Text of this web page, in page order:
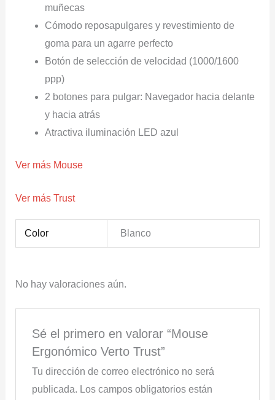
muñecas
Cómodo reposapulgares y revestimiento de
goma para un agarre perfecto
Botón de selección de velocidad (1000/1600
ppp)
2 botones para pulgar: Navegador hacia delante
y hacia atrás
Atractiva iluminación LED azul
Ver más Mouse
Ver más Trust
Color Blanco
No hay valoraciones aún.
Sé el primero en valorar “Mouse
Ergonómico Verto Trust”
Tu dirección de correo electrónico no será
publicada. Los campos obligatorios están